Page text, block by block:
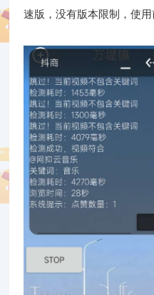
速版，没有版本限制，使